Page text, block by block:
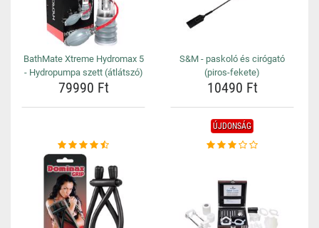
BathMate Xtreme Hydromax 5
- Hydropumpa szett (átlátszó)
79990 Ft
S&M - paskoló és cirógató
(piros-fekete)
10490 Ft
ÚJDONSÁG